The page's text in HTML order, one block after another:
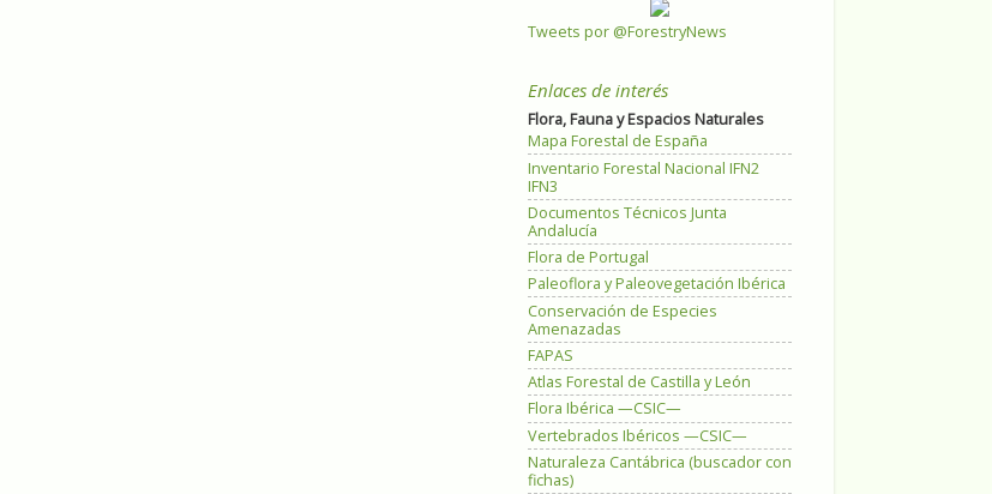
Tweets por @ForestryNews
Enlaces de interés
Flora, Fauna y Espacios Naturales
Mapa Forestal de España
Inventario Forestal Nacional IFN2
IFN3
Documentos Técnicos Junta
Andalucía
Flora de Portugal
Paleoflora y Paleovegetación Ibérica
Conservación de Especies
Amenazadas
FAPAS
Atlas Forestal de Castilla y León
Flora Ibérica —CSIC—
Vertebrados Ibéricos —CSIC—
Naturaleza Cantábrica (buscador con
fichas)